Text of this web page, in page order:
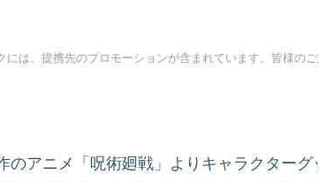
は、提携先のプロモーションが含まれています。皆様の
のアニメ「呪術廻戦」よりキャラクターグ